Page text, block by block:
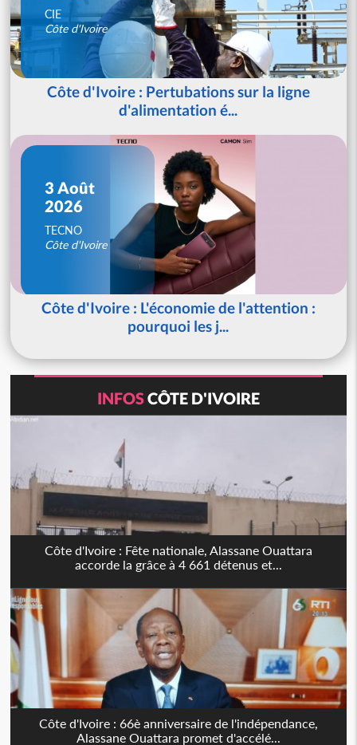
CIE
Côte d'Ivoire
Côte d'Ivoire : Pertubations sur la ligne
d'alimentation é...
3 Août
2026
TECNO
Côte d'Ivoire
Côte d'Ivoire : L'économie de l'attention :
pourquoi les j...
INFOSCÔTE D'IVOIRE
Côte d'Ivoire : Fête nationale, Alassane Ouattara
accorde la grâce à 4 661 détenus et...
Côte d'Ivoire : 66è anniversaire de l'indépendance,
Alassane Ouattara promet d'accélé...